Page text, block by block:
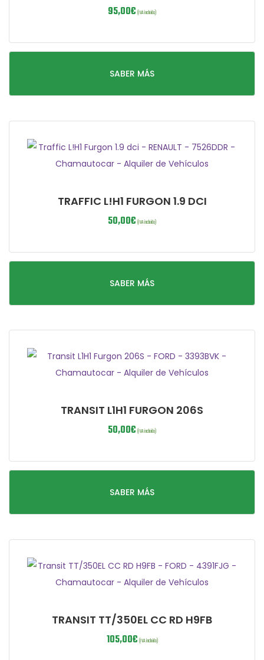
95,00€ (IVA incluido)
SABER MÁS
TRAFFIC L!H1 FURGON 1.9 DCI
50,00€ (IVA incluido)
SABER MÁS
TRANSIT L1H1 FURGON 206S
50,00€ (IVA incluido)
SABER MÁS
TRANSIT TT/350EL CC RD H9FB
105,00€ (IVA incluido)